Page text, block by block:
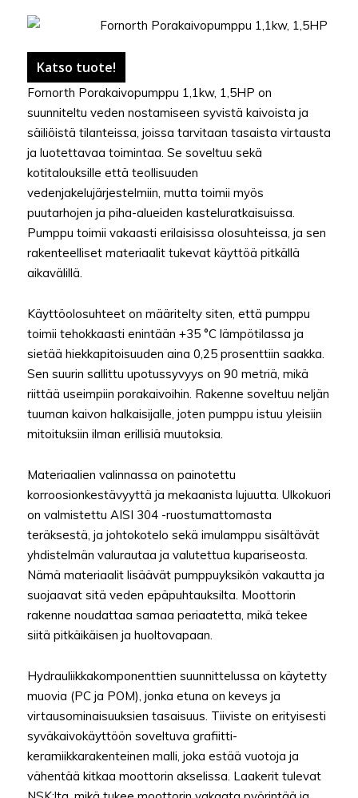
Katso tuote!
Fornorth Porakaivopumppu 1,1kw, 1,5HP on
suunniteltu veden nostamiseen syvistä kaivoista ja
säiliöistä tilanteissa, joissa tarvitaan tasaista virtausta
ja luotettavaa toimintaa. Se soveltuu sekä
kotitalouksille että teollisuuden
vedenjakelujärjestelmiin, mutta toimii myös
puutarhojen ja piha-alueiden kasteluratkaisuissa.
Pumppu toimii vakaasti erilaisissa olosuhteissa, ja sen
rakenteelliset materiaalit tukevat käyttöä pitkällä
aikavälillä.
Käyttöolosuhteet on määritelty siten, että pumppu
toimii tehokkaasti enintään +35 °C lämpötilassa ja
sietää hiekkapitoisuuden aina 0,25 prosenttiin saakka.
Sen suurin sallittu upotussyvyys on 90 metriä, mikä
riittää useimpiin porakaivoihin. Rakenne soveltuu neljän
tuuman kaivon halkaisijalle, joten pumppu istuu yleisiin
mitoituksiin ilman erillisiä muutoksia.
Materiaalien valinnassa on painotettu
korroosionkestävyyttä ja mekaanista lujuutta. Ulkokuori
on valmistettu AISI 304 -ruostumattomasta
teräksestä, ja johtokotelo sekä imulamppu sisältävät
yhdistelmän valurautaa ja valutettua kupariseosta.
Nämä materiaalit lisäävät pumppuyksikön vakautta ja
suojaavat sitä veden epäpuhtauksilta. Moottorin
rakenne noudattaa samaa periaatetta, mikä tekee
siitä pitkäikäisen ja huoltovapaan.
Hydrauliikkakomponenttien suunnittelussa on käytetty
muovia (PC ja POM), jonka etuna on keveys ja
virtausominaisuuksien tasaisuus. Tiiviste on erityisesti
syväkaivokäyttöön soveltuva grafiitti-
keramiikkarakenteinen malli, joka estää vuotoja ja
vähentää kitkaa moottorin akselissa. Laakerit tulevat